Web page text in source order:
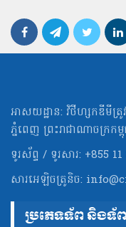
អាសយដ្ឋាន: វិថីហ្សកឌីមីត្រូ
ភ្នំពេញ ព្រះរាជាណាចក្រកម្ពុ
ទូរស័ព្ទ / ទូរសារ: +855 11
សារអេឡិចត្រូនិច:
ប្រភេទទ័ព និងទ័